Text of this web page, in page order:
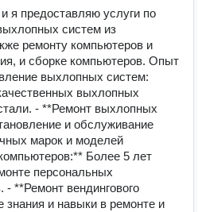
я предоставляю услуги по
систем из
ремонту компьютеров и
и сборке компьютеров. Опыт
выхлопных систем:
выхлопных
- **Ремонт выхлопных
и обслуживание
марок и моделей
Более 5 лет
персональных
- **Ремонт вендингового
знания и навыки в ремонте и